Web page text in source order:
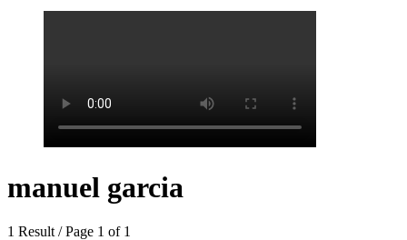
manuel garcia
1 Result / Page 1 of 1